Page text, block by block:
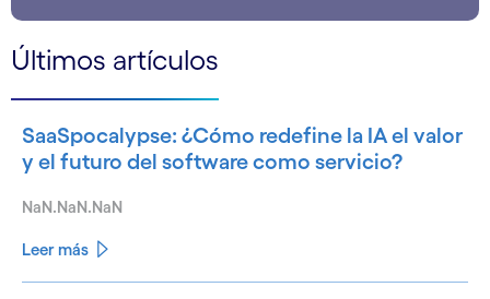
Últimos artículos
SaaSpocalypse: ¿Cómo redefine la IA el valor
y el futuro del software como servicio?
NaN.NaN.NaN
Leer más